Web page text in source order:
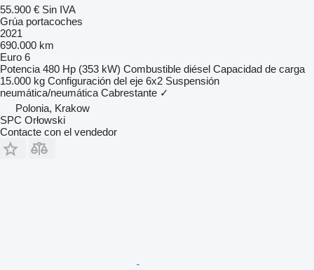
55.900 € Sin IVA
Grúa portacoches
2021
690.000 km
Euro 6
Potencia 480 Hp (353 kW) Combustible diésel Capacidad de carga
15.000 kg Configuración del eje 6x2 Suspensión
neumática/neumática Cabrestante ✓
Polonia, Krakow
SPC Orłowski
Contacte con el vendedor